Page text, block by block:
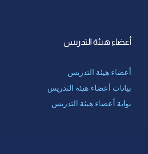
أعضاء هيئة التدريس
أعضاء هيئة التدريس
بيانات أعضاء هيئة التدريس
بوابة أعضاء هيئة التدريس